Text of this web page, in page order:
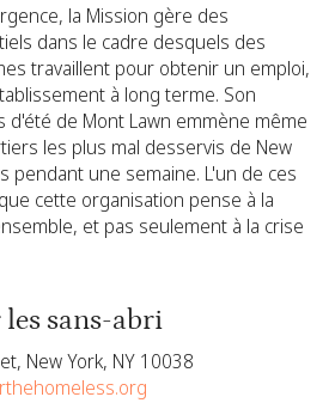
la Mission gère des
dans le cadre desquels des
travaillent pour obtenir un emploi,
à long terme. Son
d'été de Mont Lawn emmène même
les plus mal desservis de New
pendant une semaine. L'un de ces
cette organisation pense à la
et pas seulement à la crise
sans-abri
New York, NY 10038